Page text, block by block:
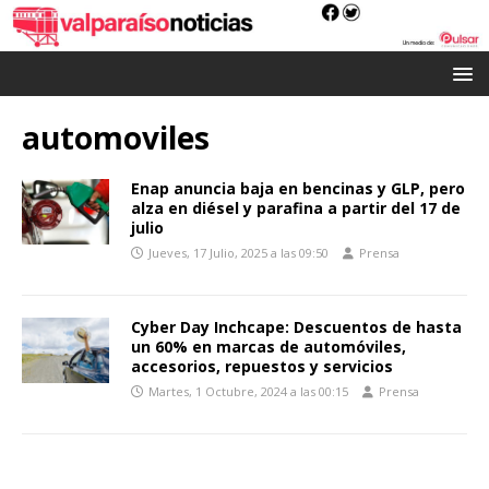
automoviles
Enap anuncia baja en bencinas y GLP, pero
alza en diésel y parafina a partir del 17 de
julio
Jueves, 17 Julio, 2025 a las 09:50 Prensa
Cyber Day Inchcape: Descuentos de hasta
un 60% en marcas de automóviles,
accesorios, repuestos y servicios
Martes, 1 Octubre, 2024 a las 00:15 Prensa